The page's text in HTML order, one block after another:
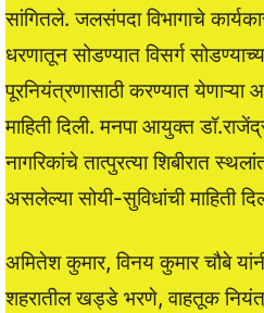
सांगितले. जलसंपदा विभागाचे
धरणातून सोडण्यात विसर्ग
पूरनियंत्रणासाठी करण्यात येणाऱ्या
माहिती दिली. मनपा आयुक्त
नागरिकांचे तात्पुरत्या शिबीरात
असलेल्या सोयी-सुविधांची माहिती
अमितेश कुमार, विनय कुमार चौबे
शहरातील खड्डे भरणे, वाहतूक